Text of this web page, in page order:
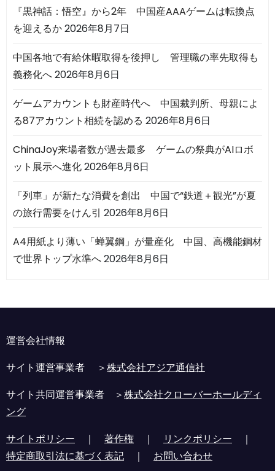
『黒神話：悟空』から2年 中国産AAAゲームは転換点
を迎えるか2026年8月7日
中国各地で有給休暇取得を後押し 管理職の率先取得も
義務化へ2026年8月6日
ゲームアカウントも財産時代へ 中国裁判所、母親によ
る87アカウント相続を認める 2026年8月6日
ChinaJoy来場者数が過去最多 ゲームの祭典がAIロボ
ット展示へ進化2026年8月6日
「列車」が新たな消費を創出 中国で“鉄道＋観光”が夏
の旅行需要をけん引 2026年8月6日
A4用紙より薄い「蝉翼鋼」が量産化 中国、高機能鋼材
で世界トップ水準へ2026年8月6日
運営会社情報
サイト運営事業者 ＞株式会社アジア通信社
サイト共同運営事業者 ＞株式会社クローバーホールディ
ング
サイトポリシー ｜ 著作権 ｜ リンクポリシー ｜
特定商取引法に基づく表記 ｜ お問い合わせ